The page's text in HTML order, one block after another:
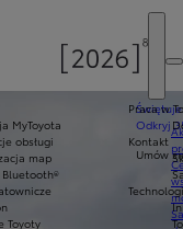
Odkryj
Umów
MyToyota
obsługi
map
Bluetooth®
Toyoty
Praca w
Kontakt